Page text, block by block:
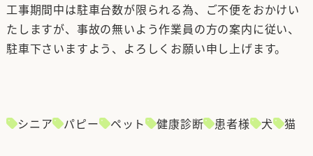
工事期間中は駐車台数が限られる為、ご不便をおかけい
たしますが、事故の無いよう作業員の方の案内に従い、
駐車下さいますよう、よろしくお願い申し上げます。
シニア パピー ペット 健康診断 患者様 犬 猫